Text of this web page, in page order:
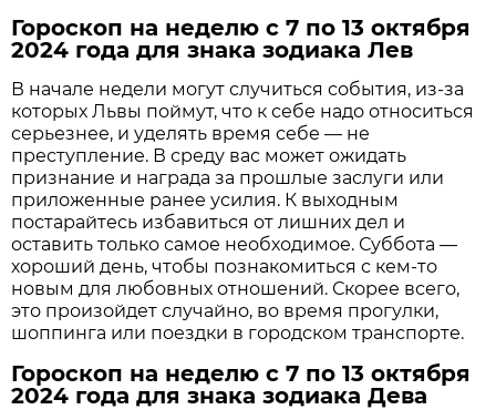
Гороскоп на неделю с 7 по 13 октября
2024 года для знака зодиака Лев
В начале недели могут случиться события, из-за
которых Львы поймут, что к себе надо относиться
серьезнее, и уделять время себе — не
преступление. В среду вас может ожидать
признание и награда за прошлые заслуги или
приложенные ранее усилия. К выходным
постарайтесь избавиться от лишних дел и
оставить только самое необходимое. Суббота —
хороший день, чтобы познакомиться с кем-то
новым для любовных отношений. Скорее всего,
это произойдет случайно, во время прогулки,
шоппинга или поездки в городском транспорте.
Гороскоп на неделю с 7 по 13 октября
2024 года для знака зодиака Дева